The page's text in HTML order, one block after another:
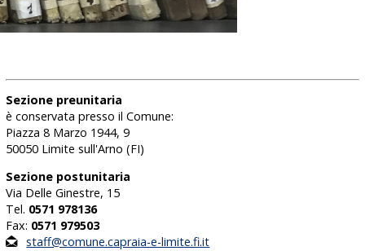
Sezione preunitaria
è conservata presso il Comune:
Piazza 8 Marzo 1944, 9
50050 Limite sull'Arno (FI)
Sezione postunitaria
Via Delle Ginestre, 15
Tel. 0571 978136
Fax: 0571 979503
staff@comune.capraia-e-limite.fi.it